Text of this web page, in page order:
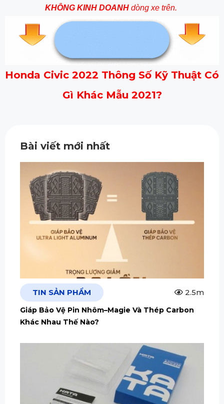
KHÔNG KINH DOANH dòng xe trên.
Honda Civic 2022 Thông Số Kỹ Thuật Có
Gì Khác Mẫu 2021?
Bài viết mới nhất
TIN SẢN PHẨM 2.5m
Giáp Bảo Vệ Pin Nhôm–Magie Và Thép Carbon
Khác Nhau Thế Nào?